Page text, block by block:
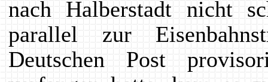
nach Halberstadt nicht
parallel zur
Deutschen Post